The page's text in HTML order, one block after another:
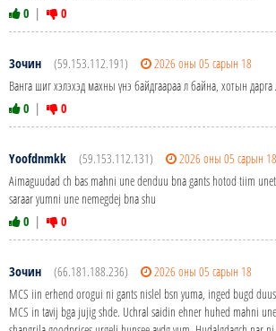
0 | 0
Зочин (59.153.112.191)
2026 оны 05 сарын 18
Ванга шиг хэлэхэд махны үнэ байдгаараа л байна, хотын дарга
0 | 0
Yoofdnmkk (59.153.112.131)
2026 оны 05 сарын 18
Aimaguudad ch bas mahni une denduu bna gants hotod tiim
saraar yumni une nemegdej bna shu
0 | 0
Зочин (66.181.188.236)
2026 оны 05 сарын 18
MCS iin erhend orogui ni gants nislel bsn yuma, inged bugd
MCS in tavij bga jujig shde. Uchral saidin ehner huhed mahni